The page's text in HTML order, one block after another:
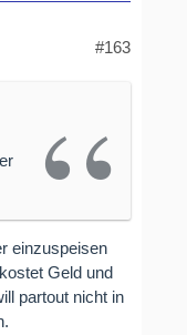
#163
einzuspeisen
Geld und
partout nicht in